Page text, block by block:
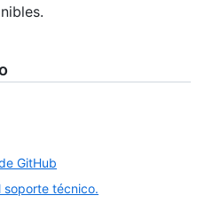
GitHub
soporte técnico.